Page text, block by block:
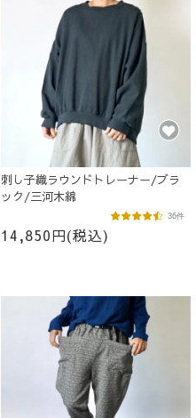
刺し子織ラウンドトレーナー/ブラ
ック/三河木綿
14,850円(税込)
36件